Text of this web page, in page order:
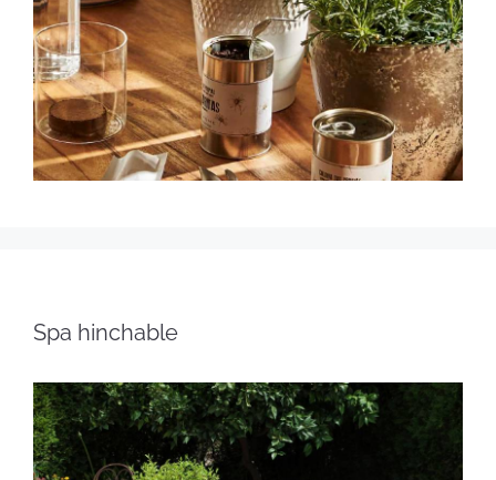
Spa hinchable